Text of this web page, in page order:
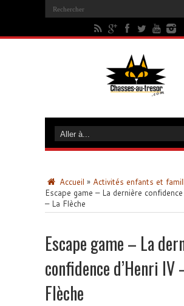
Accueil » Activités enfants et
Escape game – La dernière
– La Flèche
Escape game – La
confidence d’Henri IV
Flèche